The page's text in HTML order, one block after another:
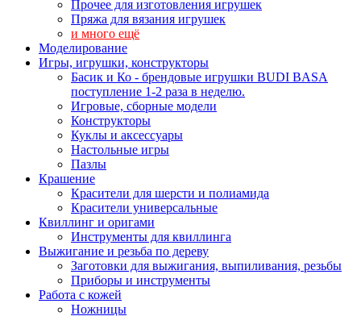
Прочее для изготовления игрушек
Пряжа для вязания игрушек
и много ещё
Моделирование
Игры, игрушки, конструкторы
Басик и Ко - брендовые игрушки BUDI BASA
поступление 1-2 раза в неделю.
Игровые, сборные модели
Конструкторы
Куклы и аксессуары
Настольные игры
Пазлы
Крашение
Красители для шерсти и полиамида
Красители универсальные
Квиллинг и оригами
Инструменты для квиллинга
Выжигание и резьба по дереву
Заготовки для выжигания, выпиливания, резьбы
Приборы и инструменты
Работа с кожей
Ножницы